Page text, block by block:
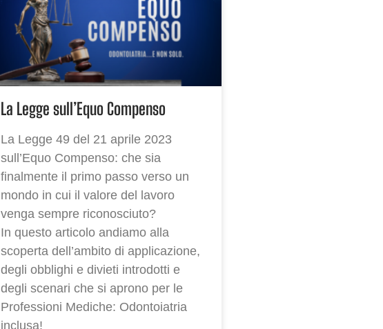
La Legge sull’Equo Compenso
La Legge 49 del 21 aprile 2023
sull’Equo Compenso: che sia
finalmente il primo passo verso un
mondo in cui il valore del lavoro
venga sempre riconosciuto?
In questo articolo andiamo alla
scoperta dell’ambito di applicazione,
degli obblighi e divieti introdotti e
degli scenari che si aprono per le
Professioni Mediche: Odontoiatria
inclusa!